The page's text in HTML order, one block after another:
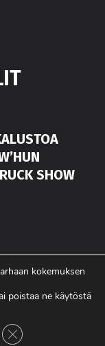
SHOW
MATEKON
kokemuksen
poistaa ne käytöstä
Sulje evästebanneri